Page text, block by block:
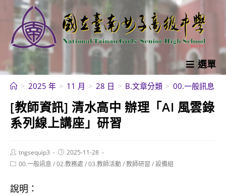
內
選單
> 2025 年 > 11 月 > 28 日 > B.文章分類 > 00.一般訊息
[教師資訊] 清水高中 辦理「AI 風雲錄
系列線上講座」研習
Post
author:
tngsequip3
Post
published:
2025-11-28
Post00.一般訊息 /02.教務處 /03.教師活動/教師研習 /設備組
說明：